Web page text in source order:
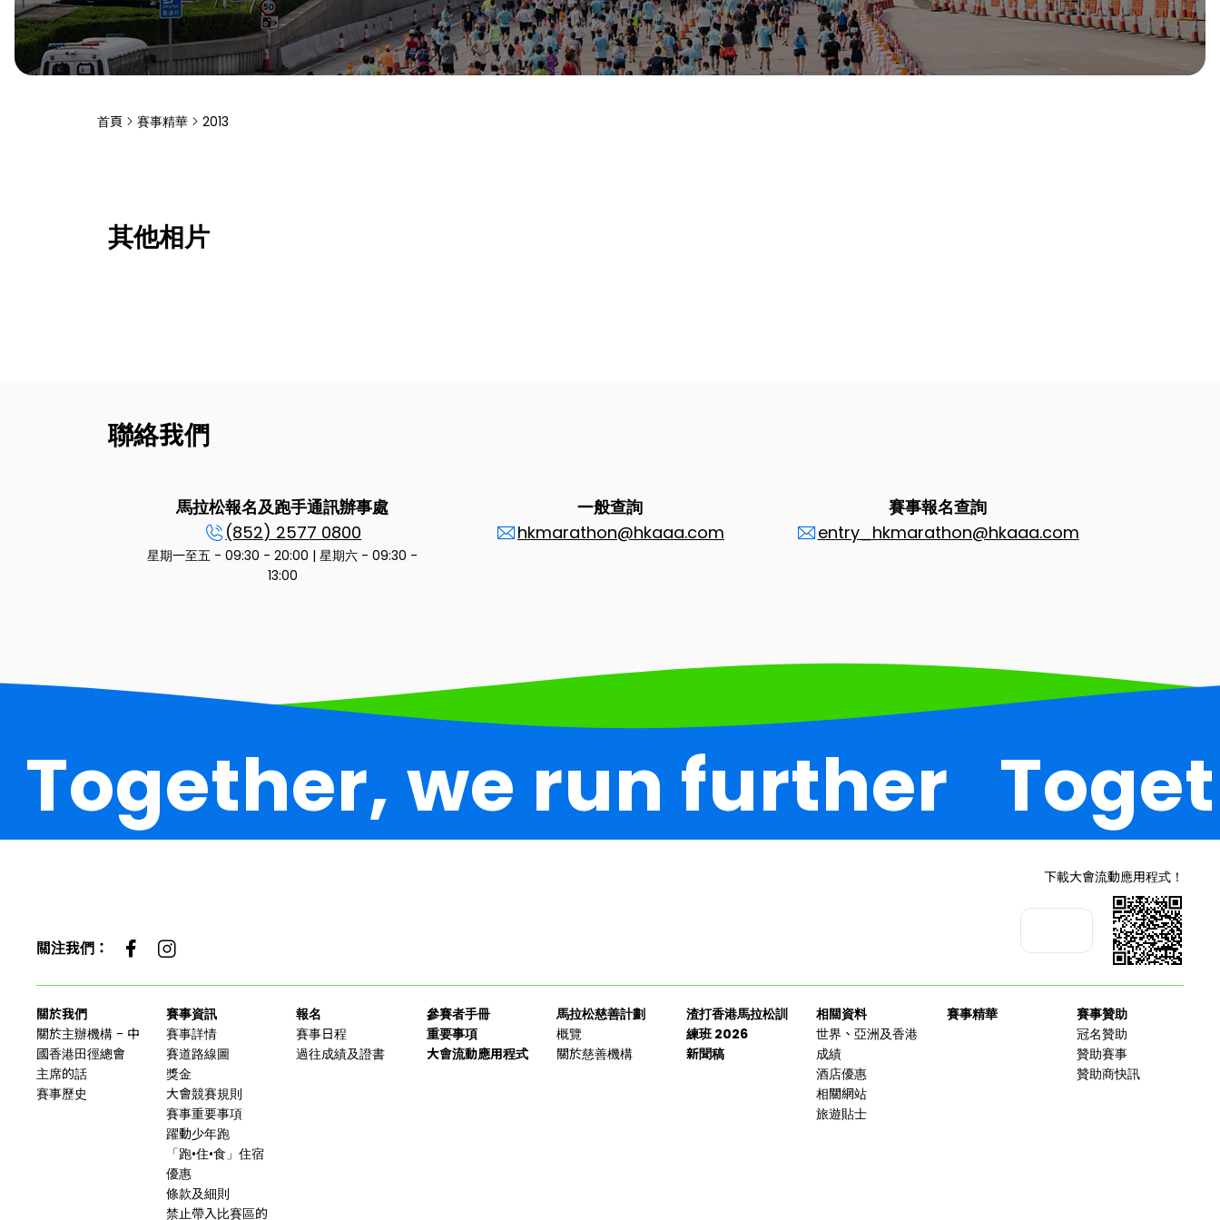
首頁 賽事精華 2013
其他相片
聯絡我們
馬拉松報名及跑手通訊辦事處
(852) 2577 0800
星期一至五 - 09:30 - 20:00 | 星期六 - 09:30 -
13:00
一般查詢
hkmarathon@hkaaa.com
賽事報名查詢
entry_hkmarathon@hkaaa.com
Together, we run further
關注我們：
下載大會流動應用程式！
關於我們
關於主辦機構 - 中
國香港田徑總會
主席的話
賽事歷史
賽事資訊
賽事詳情
賽道路線圖
獎金
大會競賽規則
賽事重要事項
躍動少年跑
「跑•住•食」住宿
優惠
條款及細則
禁止帶入比賽區的
報名
賽事日程
過往成績及證書
參賽者手冊
重要事項
大會流動應用程式
馬拉松慈善計劃
概覽
關於慈善機構
渣打香港馬拉松訓
練班 2026
新聞稿
相關資料
世界、亞洲及香港
成績
酒店優惠
相關網站
旅遊貼士
賽事精華
賽事贊助
冠名贊助
贊助賽事
贊助商快訊